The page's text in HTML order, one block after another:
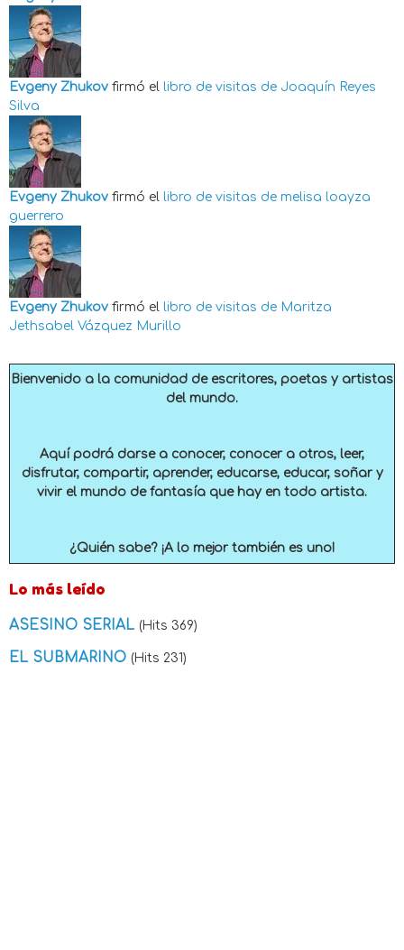
Evgeny Zhukov firmó el libro de visitas de Joaquín Reyes
Silva
Evgeny Zhukov firmó el libro de visitas de melisa loayza
guerrero
Evgeny Zhukov firmó el libro de visitas de Maritza
Jethsabel Vázquez Murillo
Bienvenido a la comunidad de escritores, poetas y artistas
del mundo.
Aquí podrá darse a conocer, conocer a otros, leer,
disfrutar, compartir, aprender, educarse, educar, soñar y
vivir el mundo de fantasía que hay en todo artista.
¿Quién sabe? ¡A lo mejor también es uno!
Lo más leído
ASESINO SERIAL (Hits 369)
EL SUBMARINO (Hits 231)